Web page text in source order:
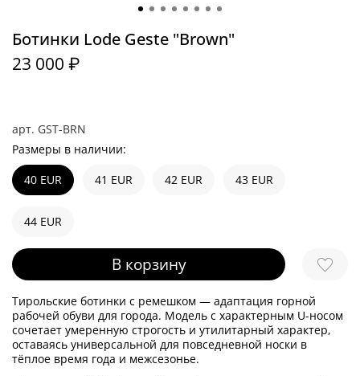
арт. GST-BRN
Ботинки Lode Geste "Brown"
23 000 ₽
В корзину
Размеры в наличии:
40 EUR
41 EUR 42 EUR 43 EUR
44 EUR
Тирольские ботинки с ремешком — адаптация горной
рабочей обуви для города. Модель с характерным U-носом
сочетает умеренную строгость и утилитарный характер,
оставаясь универсальной для повседневной носки в
тёплое время года и межсезонье.